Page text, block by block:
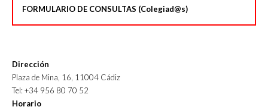
FORMULARIO DE CONSULTAS (Colegiad@s)
Dirección
Plaza de Mina, 16, 11004 Cádiz
Tel: +34 956 80 70 52
Horario